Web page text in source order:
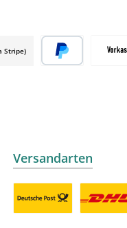
Stripe)
Versandarten